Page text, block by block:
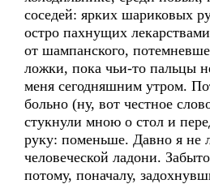
соседей: ярких шариковых
остро пахнущих
от шампанского,
ложки, пока чьи-то пальцы
меня сегодняшним утром.
больно (ну, вот честное
стукнули мною о стол и
руку: поменьше. Давно я не
человеческой ладони.
потому, поначалу,